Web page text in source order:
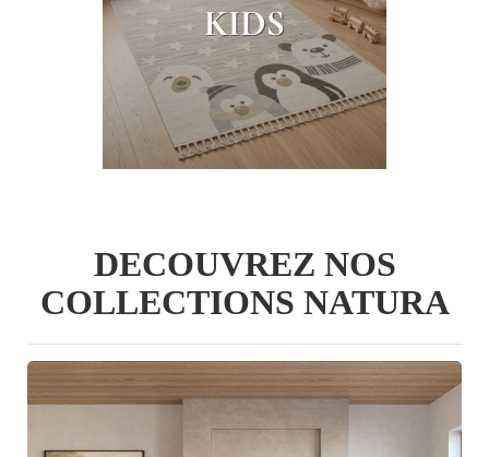
DECOUVREZ NOS
COLLECTIONS NATURA